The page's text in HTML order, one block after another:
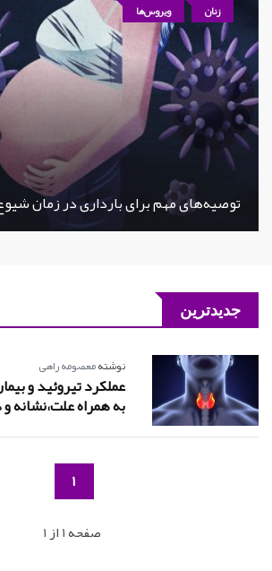
زنان ویروس‌ها
توصیه‌های مهم برای بارداری در زمان
جدیدترین
نوشتهمعصومه راهی
عملکرد تیروئید و
به همراه علت،نشانه
1
صفحه 1 از 1